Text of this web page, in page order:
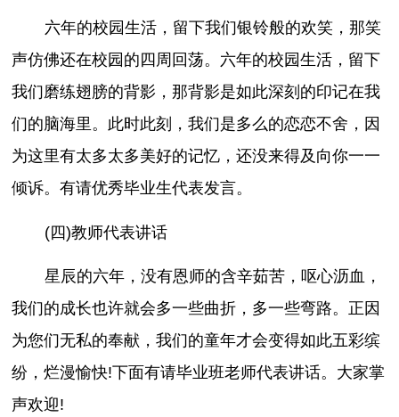
六年的校园生活，留下我们银铃般的欢笑，那笑
声仿佛还在校园的四周回荡。六年的校园生活，留下
我们磨练翅膀的背影，那背影是如此深刻的印记在我
们的脑海里。此时此刻，我们是多么的恋恋不舍，因
为这里有太多太多美好的记忆，还没来得及向你一一
倾诉。有请优秀毕业生代表发言。
(四)教师代表讲话
星辰的六年，没有恩师的含辛茹苦，呕心沥血，
我们的成长也许就会多一些曲折，多一些弯路。正因
为您们无私的奉献，我们的童年才会变得如此五彩缤
纷，烂漫愉快!下面有请毕业班老师代表讲话。大家掌
声欢迎!